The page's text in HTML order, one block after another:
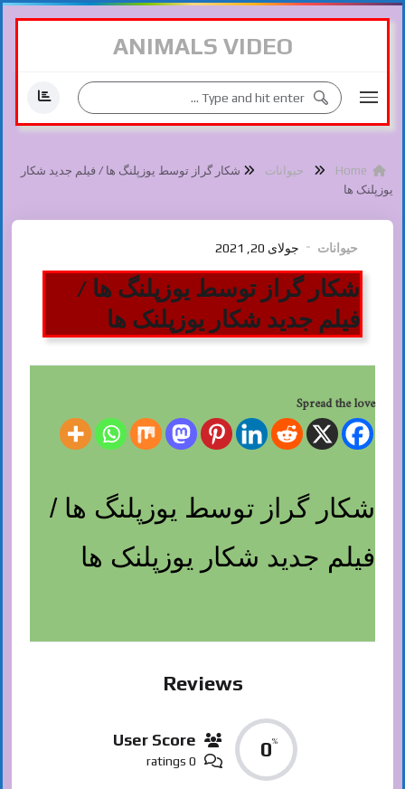
ANIMALS VIDEO
حیوانات
شکار گراز توسط یوزپلنگ ها / فیلم جدید شکار
یوزپلنک ها
حیوانات جولای 20, 2021
شکار گراز توسط یوزپلنگ ها /
فیلم جدید شکار یوزپلنک ها
Spread the love
شکار گراز توسط یوزپلنگ ها /
فیلم جدید شکار یوزپلنک ها
Reviews
0%
User Score
0 ratings